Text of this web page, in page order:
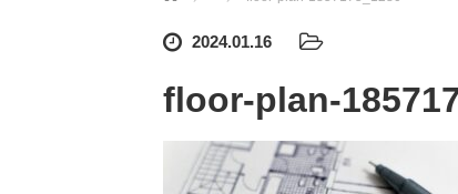
2024.01.16
floor-plan-